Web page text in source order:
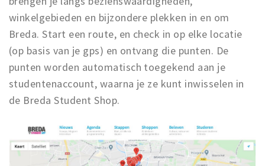
winkelgebieden en bijzondere plekken in en om
Breda. Start een route, en check in op elke locatie
(op basis van je gps) en ontvang die punten. De
punten worden automatisch toegekend aan je
studentenaccount, waarna je ze kunt inwisselen in
de Breda Student Shop.